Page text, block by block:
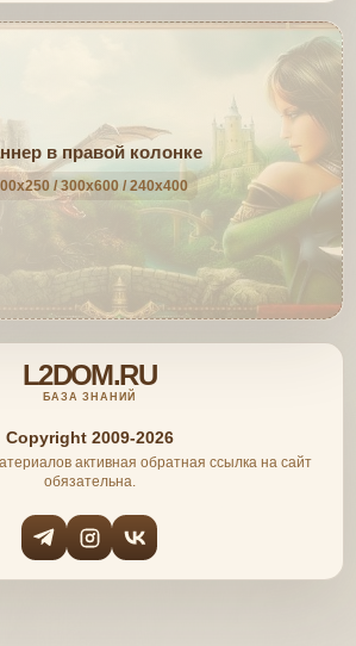
в правой колонке
/ 300x600 / 240x400
L2DOM.RU
БАЗА ЗНАНИЙ
Copyright 2009-2026
активная обратная ссылка на сайт
обязательна.